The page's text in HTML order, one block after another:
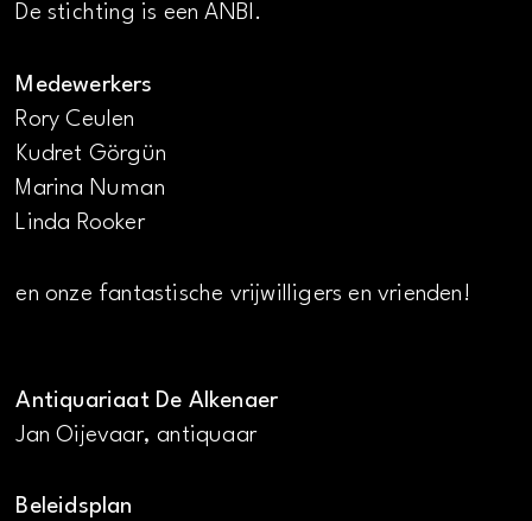
De stichting is een ANBI.
Medewerkers
Rory Ceulen
Kudret Görgün
Marina Numan
Linda Rooker
en onze fantastische vrijwilligers en vrienden!
Antiquariaat De Alkenaer
Jan Oijevaar, antiquaar
Beleidsplan